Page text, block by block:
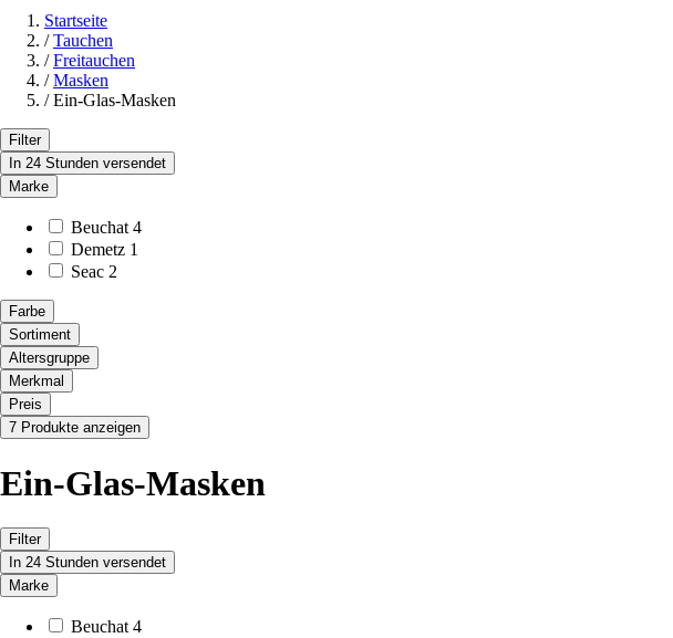
Startseite
/ Tauchen
/ Freitauchen
/ Masken
/ Ein-Glas-Masken
Filter
In 24 Stunden versendet
Marke
Beuchat 4
Demetz 1
Seac 2
Farbe
Sortiment
Altersgruppe
Merkmal
Preis
7 Produkte anzeigen
Ein-Glas-Masken
Filter
In 24 Stunden versendet
Marke
Beuchat 4